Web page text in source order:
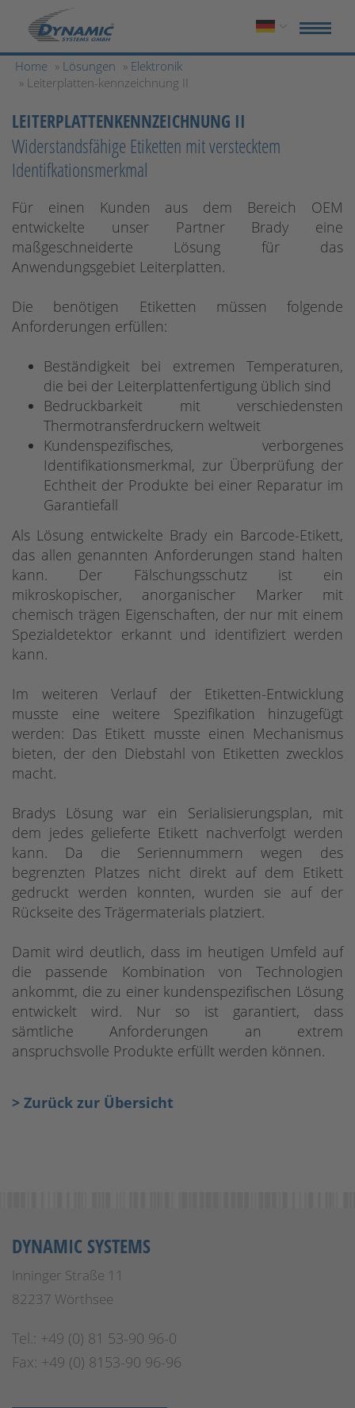
Home » Lösungen » Elektronik
» Leiterplatten-kennzeichnung II
LEITERPLATTENKENNZEICHNUNG II
Widerstandsfähige Etiketten mit verstecktem
Identifkationsmerkmal
Für einen Kunden aus dem Bereich OEM
entwickelte unser Partner Brady eine
maßgeschneiderte Lösung für das
Anwendungsgebiet Leiterplatten.
Die benötigen Etiketten müssen folgende
Anforderungen erfüllen:
Beständigkeit bei extremen Temperaturen,
die bei der Leiterplattenfertigung üblich sind
Bedruckbarkeit mit verschiedensten
Thermotransferdruckern weltweit
Kundenspezifisches, verborgenes
Identifikationsmerkmal, zur Überprüfung der
Echtheit der Produkte bei einer Reparatur im
Garantiefall
Als Lösung entwickelte Brady ein Barcode-Etikett,
das allen genannten Anforderungen stand halten
kann. Der Fälschungsschutz ist ein
mikroskopischer, anorganischer Marker mit
chemisch trägen Eigenschaften, der nur mit einem
Spezialdetektor erkannt und identifiziert werden
kann.
Im weiteren Verlauf der Etiketten-Entwicklung
musste eine weitere Spezifikation hinzugefügt
werden: Das Etikett musste einen Mechanismus
bieten, der den Diebstahl von Etiketten zwecklos
macht.
Bradys Lösung war ein Serialisierungsplan, mit
dem jedes gelieferte Etikett nachverfolgt werden
kann. Da die Seriennummern wegen des
begrenzten Platzes nicht direkt auf dem Etikett
gedruckt werden konnten, wurden sie auf der
Rückseite des Trägermaterials platziert.
Damit wird deutlich, dass im heutigen Umfeld auf
die passende Kombination von Technologien
ankommt, die zu einer kundenspezifischen Lösung
entwickelt wird. Nur so ist garantiert, dass
sämtliche Anforderungen an extrem
anspruchsvolle Produkte erfüllt werden können.
> Zurück zur Übersicht
DYNAMIC SYSTEMS
Inninger Straße 11
82237 Wörthsee
Tel.: +49 (0) 81 53-90 96-0
Fax: +49 (0) 8153-90 96-96